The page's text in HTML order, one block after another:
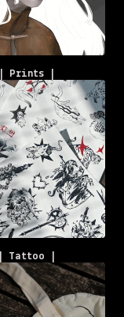
| Prints |
| Tattoo |